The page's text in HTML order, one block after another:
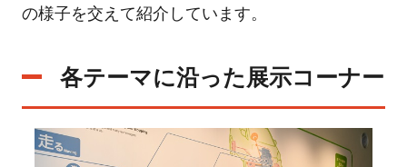
の様子を交えて紹介しています。
各テーマに沿った展示コーナー